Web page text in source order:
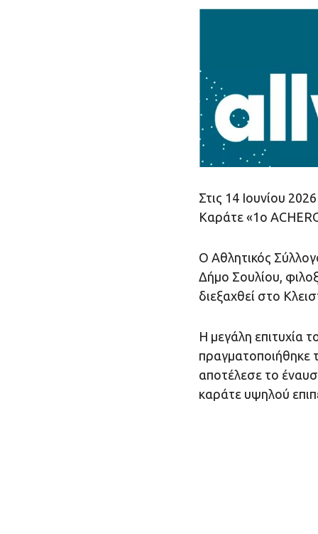
Στις 14 Ιουνίου
Καράτε «1ο
Ο Αθλητικός
Δήμο Σουλίου,
διεξαχθεί στο
Η μεγάλη επιτυχία
πραγματοποιήθηκε
αποτέλεσε το
καράτε υψηλού